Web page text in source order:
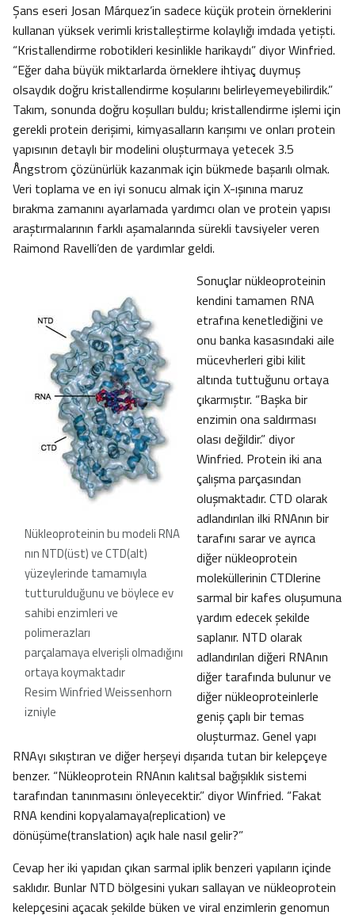
Şans eseri Josan Márquez’in sadece küçük protein örneklerini
kullanan yüksek verimli kristalleştirme kolaylığı imdada yetişti.
“Kristallendirme robotikleri kesinlikle harikaydı” diyor Winfried.
“Eğer daha büyük miktarlarda örneklere ihtiyaç duymuş
olsaydık doğru kristallendirme koşularını belirleyemeyebilirdik.”
Takım, sonunda doğru koşulları buldu; kristallendirme işlemi için
gerekli protein derişimi, kimyasalların karışımı ve onları protein
yapısının detaylı bir modelini oluşturmaya yetecek 3.5
Ångstrom çözünürlük kazanmak için bükmede başarılı olmak.
Veri toplama ve en iyi sonucu almak için X-ışınına maruz
bırakma zamanını ayarlamada yardımcı olan ve protein yapısı
araştırmalarının farklı aşamalarında sürekli tavsiyeler veren
Raimond Ravelli’den de yardımlar geldi.
Nükleoproteinin bu modeli RNA
nın NTD(üst) ve CTD(alt)
yüzeylerinde tamamıyla
tutturulduğunu ve böylece ev
sahibi enzimleri ve
polimerazları
parçalamaya elverişli olmadığını
ortaya koymaktadır
Resim Winfried Weissenhorn
izniyle
Sonuçlar nükleoproteinin
kendini tamamen RNA
etrafına kenetlediğini ve
onu banka kasasındaki aile
mücevherleri gibi kilit
altında tuttuğunu ortaya
çıkarmıştır. “Başka bir
enzimin ona saldırması
olası değildir.” diyor
Winfried. Protein iki ana
çalışma parçasından
oluşmaktadır. CTD olarak
adlandırılan ilki RNAnın bir
tarafını sarar ve ayrıca
diğer nükleoprotein
moleküllerinin CTDlerine
sarmal bir kafes oluşumuna
yardım edecek şekilde
saplanır. NTD olarak
adlandırılan diğeri RNAnın
diğer tarafında bulunur ve
diğer nükleoproteinlerle
geniş çaplı bir temas
oluşturmaz. Genel yapı
RNAyı sıkıştıran ve diğer herşeyi dışarıda tutan bir kelepçeye
benzer. “Nükleoprotein RNAnın kalıtsal bağışıklık sistemi
tarafından tanınmasını önleyecektir.” diyor Winfried. “Fakat
RNA kendini kopyalamaya(replication) ve
dönüşüme(translation) açık hale nasıl gelir?”
Cevap her iki yapıdan çıkan sarmal iplik benzeri yapıların içinde
saklıdır. Bunlar NTD bölgesini yukarı sallayan ve nükleoprotein
kelepçesini açacak şekilde büken ve viral enzimlerin genomun